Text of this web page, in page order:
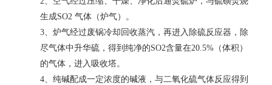
生成SO2 气体（炉气）。
3、炉气经过废锅冷却回收蒸汽，再进入除硫反应器，除
尽气体中升华硫，得到纯净的SO2含量在20.5%（体积）
的气体，进入吸收塔。
4、纯碱配成一定浓度的碱液，与二氧化硫气体反应得到